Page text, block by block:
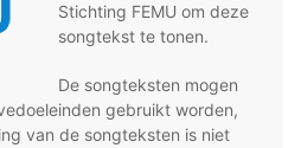
Stichting FEMU om deze
songtekst te tonen.
De songteksten mogen
gebruikt worden,
van de songteksten is niet